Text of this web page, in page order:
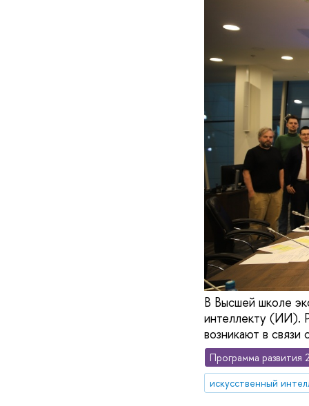
В Высшей школе
интеллекту (ИИ).
возникают в
Программа развития
искусственный